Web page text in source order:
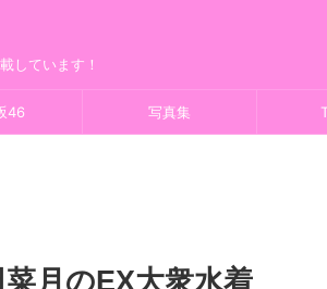
しています！
46 写真集
月のEX大衆水着